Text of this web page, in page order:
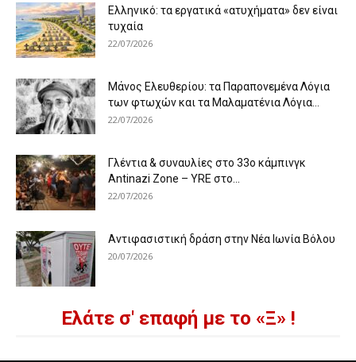
Ελληνικό: τα εργατικά «ατυχήματα» δεν είναι
τυχαία
22/07/2026
Μάνος Ελευθερίου: τα Παραπονεμένα Λόγια
των φτωχών και τα Μαλαματένια Λόγια...
22/07/2026
Γλέντια & συναυλίες στο 33ο κάμπινγκ
Antinazi Zone – YRE στο...
22/07/2026
Αντιφασιστική δράση στην Νέα Ιωνία Βόλου
20/07/2026
Ελάτε σ' επαφή με το «Ξ» !